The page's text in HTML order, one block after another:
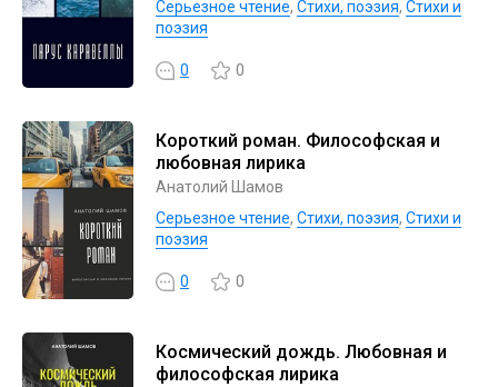
Серьезное чтение, Cтихи, поэзия, Стихи и
поэзия
0 0
Короткий роман. Философская и
любовная лирика
Анатолий Шамов
Серьезное чтение, Cтихи, поэзия, Стихи и
поэзия
0 0
Космический дождь. Любовная и
философская лирика